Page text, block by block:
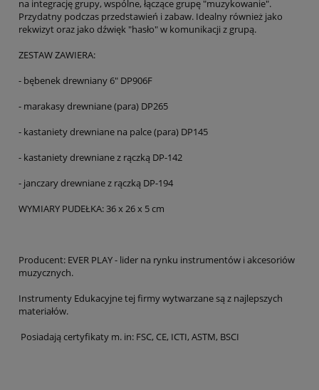
na integrację grupy, wspólne, łączące grupę "muzykowanie".
Przydatny podczas przedstawień i zabaw. Idealny również jako
rekwizyt oraz jako dźwięk "hasło" w komunikacji z grupą.
ZESTAW ZAWIERA:
- bębenek drewniany 6" DP906F
- marakasy drewniane (para) DP265
- kastaniety drewniane na palce (para) DP145
- kastaniety drewniane z rączką DP-142
- janczary drewniane z rączką DP-194
WYMIARY PUDEŁKA: 36 x 26 x 5 cm
Producent: EVER PLAY - lider na rynku instrumentów i akcesoriów
muzycznych.
Instrumenty Edukacyjne tej firmy wytwarzane są z najlepszych
materiałów.
Posiadają certyfikaty m. in: FSC, CE, ICTI, ASTM, BSCI